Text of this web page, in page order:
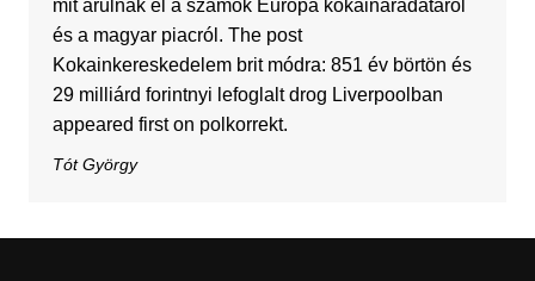
mit árulnak el a számok Európa kokaináradatáról
és a magyar piacról. The post
Kokainkereskedelem brit módra: 851 év börtön és
29 milliárd forintnyi lefoglalt drog Liverpoolban
appeared first on polkorrekt.
Tót György